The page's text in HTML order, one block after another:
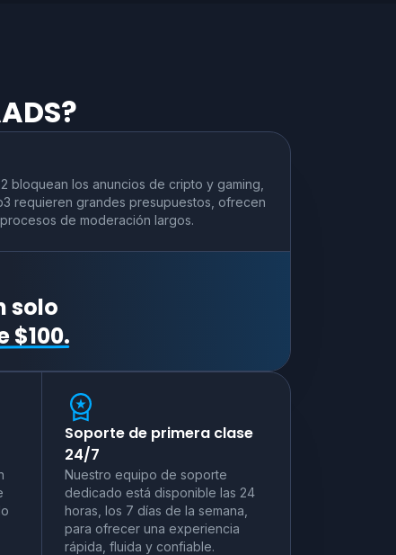
bloquean los anuncios de cripto y gaming,
requieren grandes presupuestos, ofrecen
de moderación largos.
solo
$100.
Soporte de primera clase
24/7
Nuestro equipo de soporte
dedicado está disponible las 24
horas, los 7 días de la semana,
para ofrecer una experiencia
rápida, fluida y confiable.